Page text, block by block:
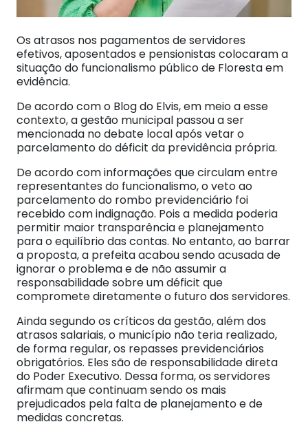
Os atrasos nos pagamentos de servidores
efetivos, aposentados e pensionistas colocaram a
situação do funcionalismo público de Floresta em
evidência.
De acordo com o Blog do Elvis, em meio a esse
contexto, a gestão municipal passou a ser
mencionada no debate local após vetar o
parcelamento do déficit da previdência própria.
De acordo com informações que circulam entre
representantes do funcionalismo, o veto ao
parcelamento do rombo previdenciário foi
recebido com indignação. Pois a medida poderia
permitir maior transparência e planejamento
para o equilíbrio das contas. No entanto, ao barrar
a proposta, a prefeita acabou sendo acusada de
ignorar o problema e de não assumir a
responsabilidade sobre um déficit que
compromete diretamente o futuro dos servidores.
Ainda segundo os críticos da gestão, além dos
atrasos salariais, o município não teria realizado,
de forma regular, os repasses previdenciários
obrigatórios. Eles são de responsabilidade direta
do Poder Executivo. Dessa forma, os servidores
afirmam que continuam sendo os mais
prejudicados pela falta de planejamento e de
medidas concretas.